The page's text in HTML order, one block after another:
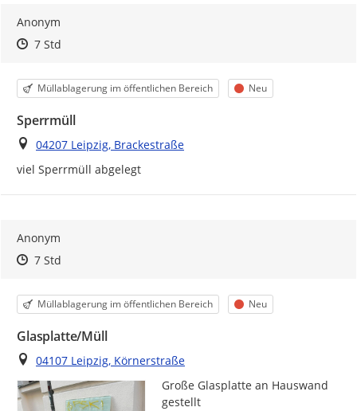
Anonym
Zeitpunkt des Erstellens
Zeitpunkt des Erstellens
7 StdZur Äußerung
Kategorie
Müllablagerung im öffentlichen Bereich Status
Neu
Sperrmüll
Ort
04207 Leipzig, Brackestraße
viel Sperrmüll abgelegt
Anonym
Zeitpunkt des Erstellens
Zeitpunkt des Erstellens
7 StdZur Äußerung
Kategorie
Müllablagerung im öffentlichen Bereich Status
Neu
Glasplatte/Müll
Ort
04107 Leipzig, Körnerstraße
Große Glasplatte an Hauswand
gestellt